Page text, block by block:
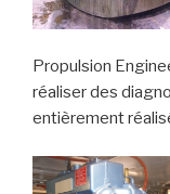
Propulsion
réaliser des
entièrement